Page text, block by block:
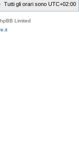
Tutti gli orari sono UTC+02:00
Limited